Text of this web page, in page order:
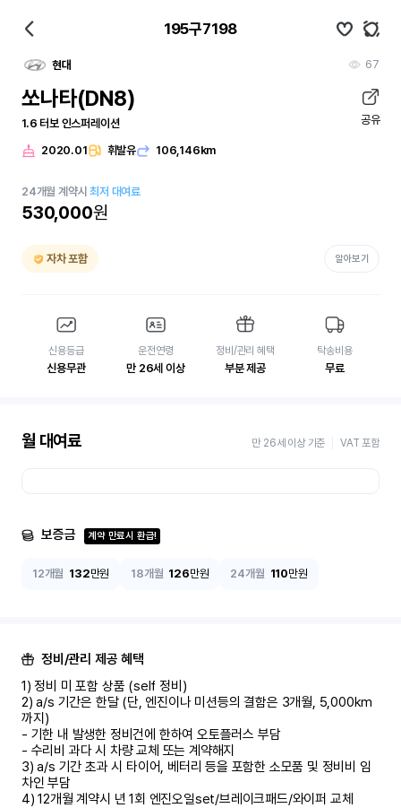
195구7198
현대 67
쏘나타(DN8)
1.6 터보 인스퍼레이션 공유
2020.01 휘발유 106,146km
24개월 계약시최저 대여료
530,000원
자차 포함 알아보기
신용등급
신용무관
운전연령
만 26세 이상
정비/관리 혜택
부분 제공
탁송비용
무료
월 대여료 만 26세 이상 기준 VAT 포함
보증금 계약 만료시 환급!
12개월 132만원 18개월 126만원 24개월 110만원
정비/관리 제공 혜택
1) 정비 미 포함 상품 (self 정비)
2) a/s 기간은 한달 (단, 엔진이나 미션등의 결함은 3개월, 5,000km
까지)
- 기한 내 발생한 정비건에 한하여 오토플러스 부담
- 수리비 과다 시 차량 교체 또는 계약해지
3) a/s 기간 초과 시 타이어, 베터리 등을 포함한 소모품 및 정비비 임
차인 부담
4) 12개월 계약시 년 1회 엔진오일set/브레이크패드/와이퍼 교체